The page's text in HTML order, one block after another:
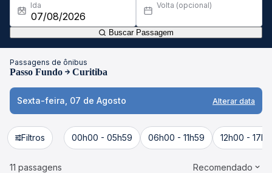
Ida Volta (opcional)
Buscar Passagem
Passagens de ônibus
Passo Fundo Curitiba
Sexta-feira, 07 de Agosto Alterar data
Filtros 00h00 - 05h59 06h00 - 11h59 12h00 -
11 passagens Recomendado